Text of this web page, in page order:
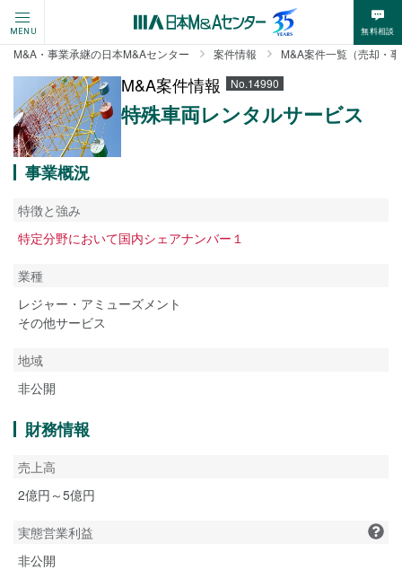
MENU 無料相談
M&A・事業承継の日本M&Aセンター 案件情報 M&A案件一覧（売却・
M&A案件情報 No.14990
特殊車両レンタルサービス
事業概況
特徴と強み
特定分野において国内シェアナンバー１
業種
レジャー・アミューズメント
その他サービス
地域
非公開
財務情報
売上高
2億円～5億円
実態営業利益
非公開